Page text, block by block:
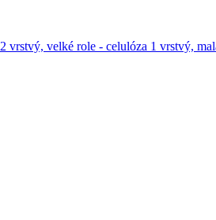
2 vrstvý, velké role - celulóza 1 vrstvý,